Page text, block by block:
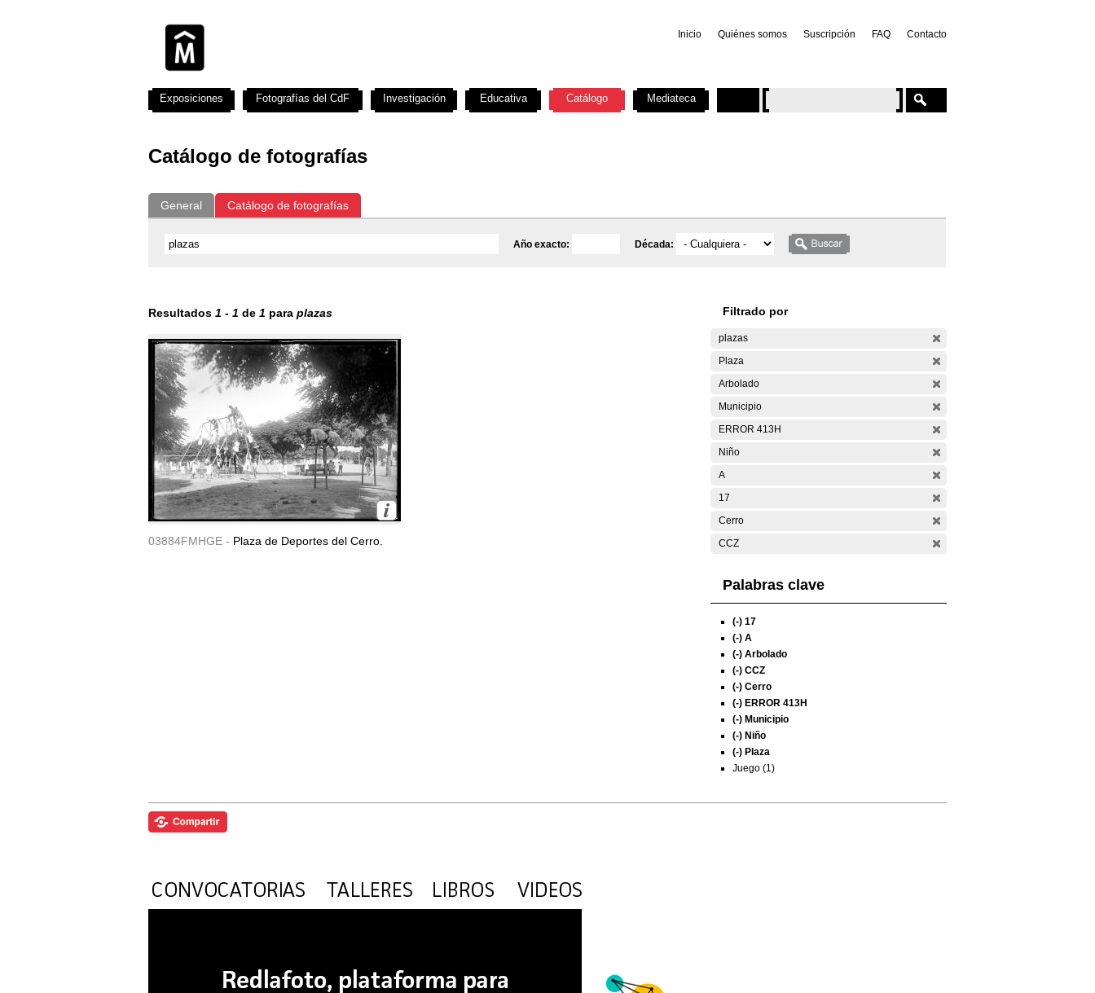
Inicio Quiénes somos Suscripción FAQ Contacto
Catálogo de fotografías
General Catálogo de fotografías
Año exacto: Década:
Resultados 1 - 1 de 1 para plazas
03884FMHGE - Plaza de Deportes del Cerro.
Filtrado por
plazas
Plaza
Arbolado
Municipio
ERROR 413H
Niño
A
17
Cerro
CCZ
Palabras clave
(-) 17
(-) A
(-) Arbolado
(-) CCZ
(-) Cerro
(-) ERROR 413H
(-) Municipio
(-) Niño
(-) Plaza
Juego (1)
Exposiciones Fotografías del CdF Investigación Educativa Catálogo Mediateca